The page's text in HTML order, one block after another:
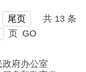
号
843500